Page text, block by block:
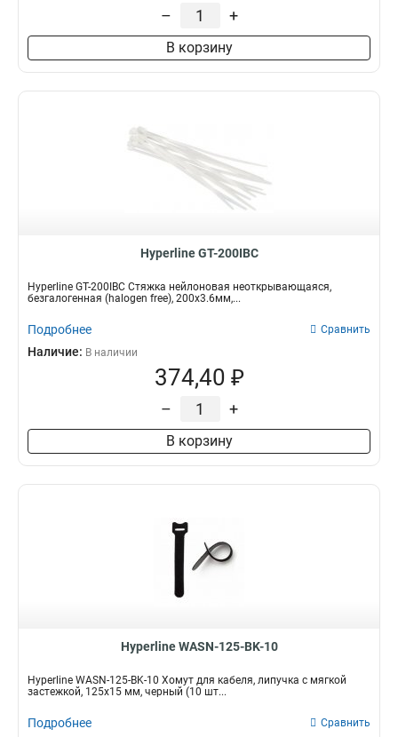
– +
В корзину
Hyperline GT-200IBC
Hyperline GT-200IBC Стяжка нейлоновая неоткрывающаяся,
безгалогенная (halogen free), 200x3.6мм,...
Подробнее Сравнить
Наличие: В наличии
374,40 ₽
– +
В корзину
Hyperline WASN-125-BK-10
Hyperline WASN-125-BK-10 Хомут для кабеля, липучка с мягкой
застежкой, 125x15 мм, черный (10 шт...
Подробнее Сравнить